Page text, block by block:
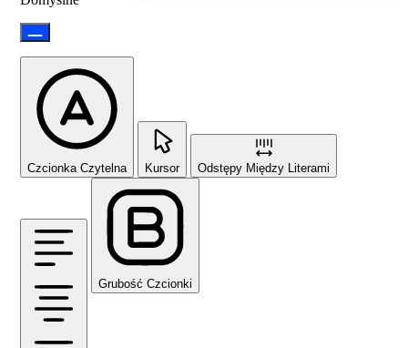
Czcionka Czytelna Kursor Odstępy Między Literami
Grubość Czcionki